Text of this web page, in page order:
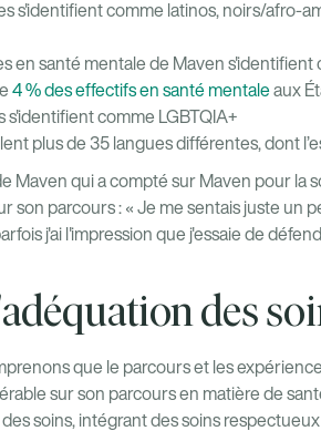
s'identifient comme latinos, noirs/afro-
en santé mentale de Maven
4 % des effectifs en santé mentaleaux
s'identifient comme LGBTQIA+
plus de 35 langues différentes, dont
Maven qui a compté sur Maven pour la
son parcours : « Je me sentais juste un
j'ai l'impression que j'essaie de
des
que le parcours et les
sur son parcours en matière de
soins, intégrant des soins